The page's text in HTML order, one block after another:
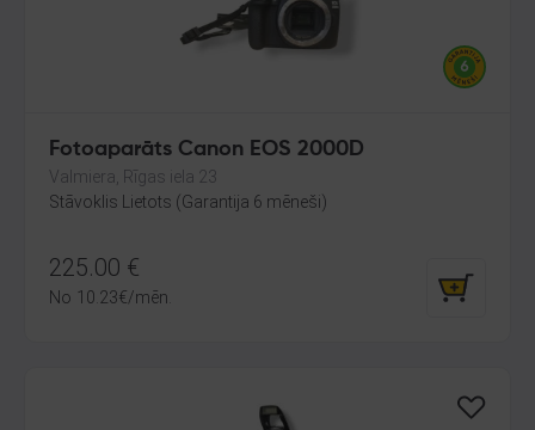
Fotoaparāts Canon EOS 2000D
Valmiera, Rīgas iela 23
Stāvoklis Lietots (Garantija 6 mēneši)
225.00 €
No 10.23€/mēn.